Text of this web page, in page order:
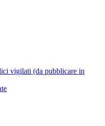
vigilati (da pubblicare in